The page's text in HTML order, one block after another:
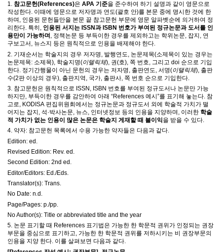
1. 참고문헌(References)은 APA 기준을 준수하여 하기 설명과 같이 영문으로
작성한다. 이때에 영문으로 저자명과 연도(괄호 안)를 본문 중에 명시한 것에 한
하며 , 인용된 문헌들만을 본문 끝 참고문헌 부문에 영문 알파벳순에 의거하여 정
리한다. 특히 , 인용된 서지는 ISSN과 ISBN 번호가 부여된 정규논문과 도서를 인
용만이 가능하며 , 정책논문 등 부득이한 경우를 제외하고는 학위논문, 잡지 , 연
구보고서 , 뉴스지 등은 원칙적으로 인용을 배제해야 한다.
2. 기재순서는 학술지의 경우 저자명 발행연도 논문제목(소제목이 있는 경우는
논문제목: 소제목), 학술지명(이텔릭체), 권(호), 쪽 번호 그리고 doi 순으로 기입
한다 정기간행물이 아닌 문헌의 경우는 저자명 출판연도 서명(이탤릭체), 출판
수(2판 이상의 경우), 출판지역 국가 출판사 쪽 번호 순으로 기입한다
3. 참고문헌은 원칙적으로 ISSN, ISBN 번호를 부여된 정규도서나 논문만 가능
하지만, 부득이한 경우를 감안하여 아래 “References 예시 ”를 표기해 놓는다. 참
고로, KODISA 편집위원회에서는 정규논문과 정규도서 외에 학술적 가치가 떨
어지는 잡지 , 석 ·박사논문, 뉴스, 인터넷정보 등의 인용을 지양하며 , 이러한 학술
적 가치가 없는 인용이 많은 논문은 학술지 게재할 때 불이익을 받을 수 있다.
4. 약자: 참고문헌 목록에서 수용 가능한 약자들은 다음과 같다.
Edition: ed.
Revised Edition: Rev. ed.
Second Edition: 2nd ed.
Editor/Editors: Ed./Eds.
Translator(s): Trans.
No Date: n.d.
Page/Pages: p./pp.
No Author(s): Title or abbreviated title and the year
5. 논문 표기할 때 References 표기법은 가능한 한 학문적 권위가 인정되는 권장
부문을 중심으로 표기하고, 가능한 한 학문적 권위를 저하시키는 비 권장부문의
인용을 지양 한다. 이를 살펴보면 다음과 같다.